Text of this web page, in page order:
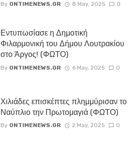
By ONTIMENEWS.GR 8 May, 2025 0
Εντυπωσίασε η Δημοτική
Φιλαρμονική του Δήμου Λουτρακίου
στο Άργος! (ΦΩΤΟ)
By ONTIMENEWS.GR 6 May, 2025 0
Χιλιάδες επισκέπτες πλημμύρισαν το
Ναύπλιο την Πρωτομαγιά (ΦΩΤΟ)
By ONTIMENEWS.GR 2 May, 2025 0